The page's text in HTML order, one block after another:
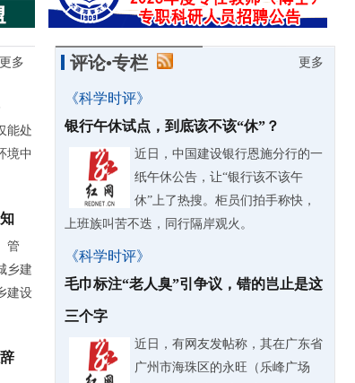
更多
能处
境中
管
乡建
建设
评论•专栏 更多
《科学时评》
银行午休试点，到底该不该“休”？
近日，中国建设银行恩施分行的一
纸午休公告，让“银行该不该午
休”上了热搜。柜员们拍手称快，
上班族叫苦不迭，同行隔岸观火。
《科学时评》
毛巾标注“老人臭”引争议，错的岂止是这
三个字
近日，有网友发帖称，其在广东省
广州市海珠区的永旺（乐峰广场